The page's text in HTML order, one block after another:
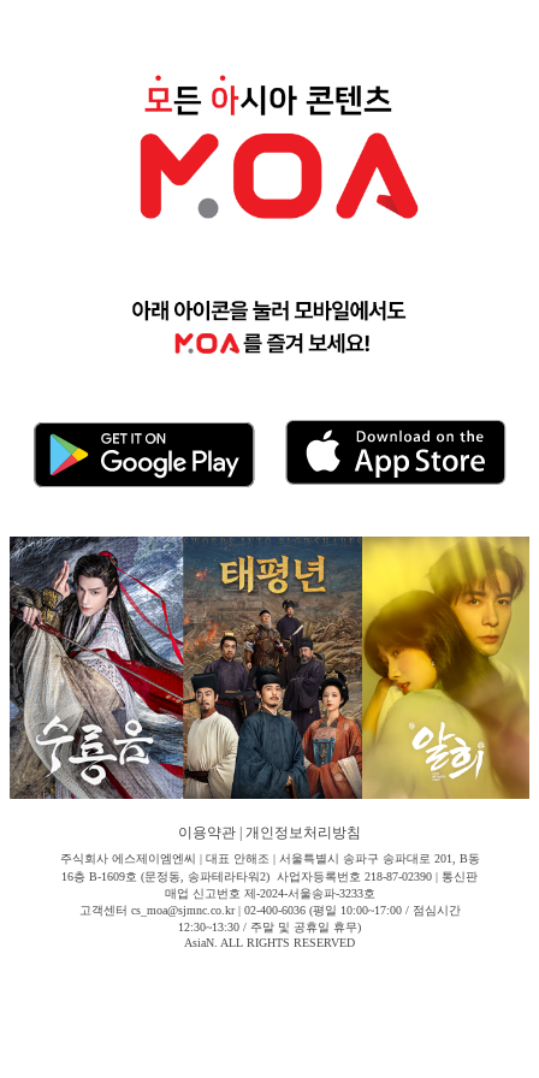
이용약관 개인정보처리방침
주식회사 에스제이엠엔씨 | 대표 안해조 | 서울특별시 송파구 송파대로 201, B동
16층 B-1609호 (문정동, 송파테라타워2) 사업자등록번호 218-87-02390 | 통신판
매업 신고번호 제-2024-서울송파-3233호
고객센터 cs_moa@sjmnc.co.kr | 02-400-6036 (평일 10:00~17:00 / 점심시간
12:30~13:30 / 주말 및 공휴일 휴무)
AsiaN. ALL RIGHTS RESERVED